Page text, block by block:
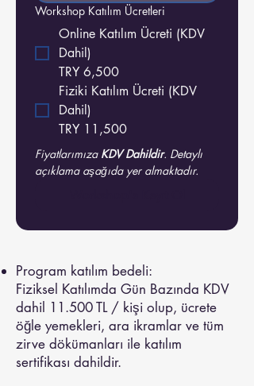
Workshop Katılım Ücretleri
Online Katılım Ücreti (KDV
Dahil)
TRY 6,500
Fiziki Katılım Ücreti (KDV
Dahil)
TRY 11,500
Fiyatlarımıza KDV Dahildir. Detaylı
açıklama aşağıda yer almaktadır.
Program katılım bedeli:
Fiziksel Katılımda Gün Bazında KDV
dahil 11.500 TL / kişi olup, ücrete
öğle yemekleri, ara ikramlar ve tüm
zirve dökümanları ile katılım
sertifikası dahildir.